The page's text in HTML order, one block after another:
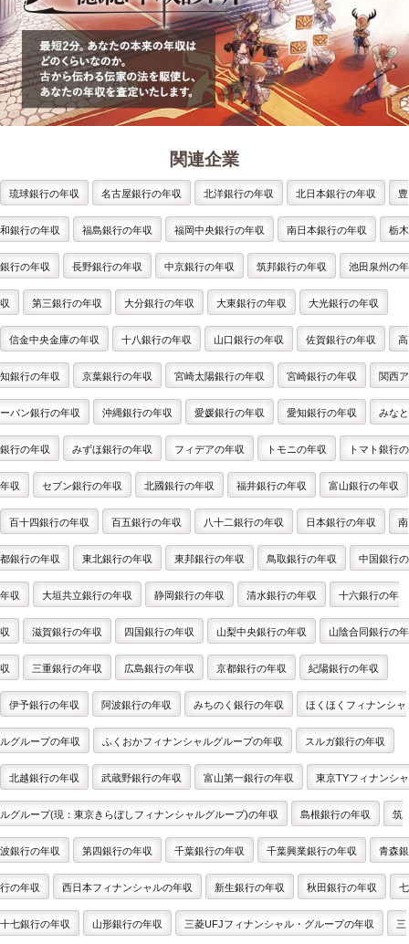
関連企業
琉球銀行の年収 名古屋銀行の年収 北洋銀行の年収 北日本銀行の年収 豊
和銀行の年収 福島銀行の年収 福岡中央銀行の年収 南日本銀行の年収 栃木
銀行の年収 長野銀行の年収 中京銀行の年収 筑邦銀行の年収 池田泉州の年
収 第三銀行の年収 大分銀行の年収 大東銀行の年収 大光銀行の年収
信金中央金庫の年収 十八銀行の年収 山口銀行の年収 佐賀銀行の年収 高
知銀行の年収 京葉銀行の年収 宮崎太陽銀行の年収 宮崎銀行の年収 関西ア
ーバン銀行の年収 沖縄銀行の年収 愛媛銀行の年収 愛知銀行の年収 みなと
銀行の年収 みずほ銀行の年収 フィデアの年収 トモニの年収 トマト銀行の
年収 セブン銀行の年収 北國銀行の年収 福井銀行の年収 富山銀行の年収
百十四銀行の年収 百五銀行の年収 八十二銀行の年収 日本銀行の年収 南
都銀行の年収 東北銀行の年収 東邦銀行の年収 鳥取銀行の年収 中国銀行の
年収 大垣共立銀行の年収 静岡銀行の年収 清水銀行の年収 十六銀行の年
収 滋賀銀行の年収 四国銀行の年収 山梨中央銀行の年収 山陰合同銀行の年
収 三重銀行の年収 広島銀行の年収 京都銀行の年収 紀陽銀行の年収
伊予銀行の年収 阿波銀行の年収 みちのく銀行の年収 ほくほくフィナンシャ
ルグループの年収 ふくおかフィナンシャルグループの年収 スルガ銀行の年収
北越銀行の年収 武蔵野銀行の年収 富山第一銀行の年収 東京TYフィナンシャ
ルグループ(現：東京きらぼしフィナンシャルグループ)の年収 島根銀行の年収 筑
波銀行の年収 第四銀行の年収 千葉銀行の年収 千葉興業銀行の年収 青森銀
行の年収 西日本フィナンシャルの年収 新生銀行の年収 秋田銀行の年収 七
十七銀行の年収 山形銀行の年収 三菱UFJフィナンシャル・グループの年収 三